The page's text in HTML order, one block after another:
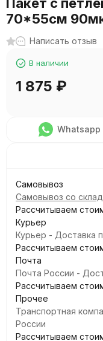
70*55см
Написать отзыв
В наличии
1 875 ₽
Whatsapp
Самовывоз
Самовывоз со
Рассчитываем
Курьер
Курьер - Доставка
Рассчитываем
Почта
Почта России -
Рассчитываем
Прочее
Транспортная
России
Рассчитываем